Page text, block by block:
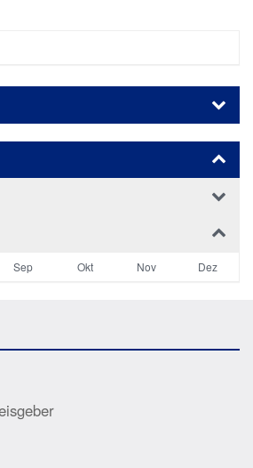
Sep Okt Nov Dez